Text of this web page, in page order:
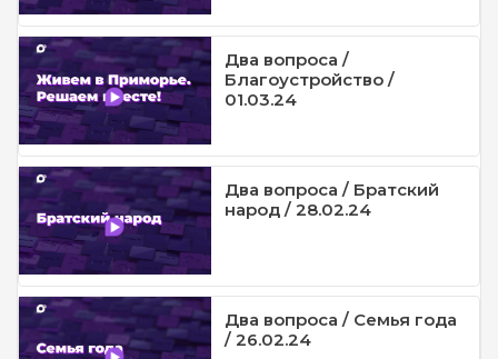
Два вопроса /
Благоустройство /
01.03.24
Два вопроса / Братский
народ / 28.02.24
Два вопроса / Семья года
/ 26.02.24